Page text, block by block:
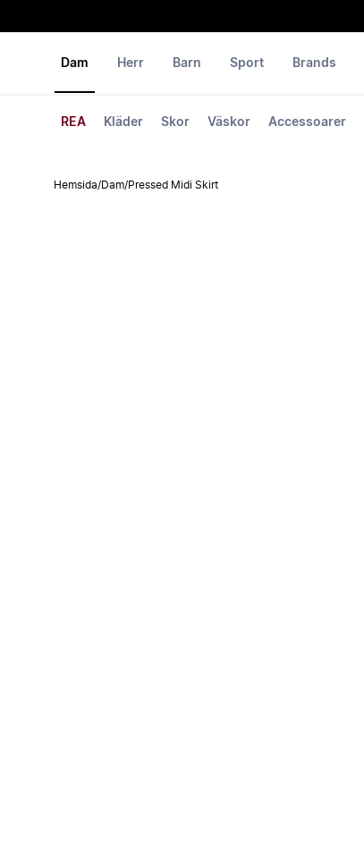
Dam
REA Kläder Skor Väskor Accessoarer
Herr Barn Sport Brands
Hemsida/Dam/Pressed Midi Skirt